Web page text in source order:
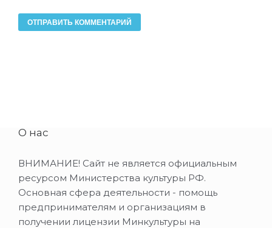
О нас
ВНИМАНИЕ! Сайт не является официальным
ресурсом Министерства культуры РФ.
Основная сфера деятельности - помощь
предпринимателям и организациям в
получении лицензии Минкультуры на